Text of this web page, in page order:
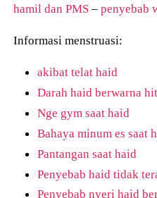
hamil dan PMS –penyebab
Informasi menstruasi:
akibat telat haid
Darah haid berwarna
Nge gym saat haid
Bahaya minum es saat
Pantangan saat haid
Penyebab haid tidak
Penyebab nyeri haid